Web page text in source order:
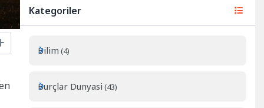
Kategoriler
Bilim (4)
Burçlar Dunyasi (43)